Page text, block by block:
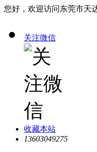
您好，欢迎访问东莞市天
关注微信
收藏本站
13603049275